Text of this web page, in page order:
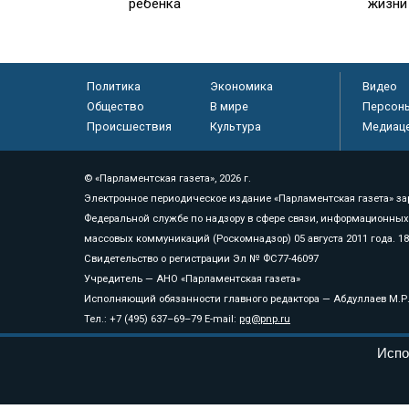
ребенка
жизни
Политика
Экономика
Общество
В мире
Происшествия
Культура
Видео
© «Парламентская газета», 2026 г.
Электронное периодическое издание «Парламентская газета»
Федеральной службе по надзору в сфере связи,
массовых коммуникаций (Роскомнадзор) 05 августа 2011 года.
Свидетельство о регистрации Эл № ФС77-46097
Учредитель — АНО «Парламентская газета»
Исполняющий обязанности главного редактора — Абдуллаев М.Р.
Тел.: +7 (495) 637–69–79 E-mail: pg@pnp.ru
«Парламентская газета» - официальное еженедельное
федеральных конституционных законов, федеральных законов
Сайт «Парламентской газеты» - это оперативные новости и